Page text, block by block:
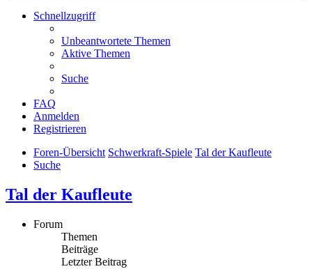
Schnellzugriff
Unbeantwortete Themen
Aktive Themen
Suche
FAQ
Anmelden
Registrieren
Foren-Übersicht Schwerkraft-Spiele Tal der Kaufleute
Suche
Tal der Kaufleute
Forum
Themen
Beiträge
Letzter Beitrag